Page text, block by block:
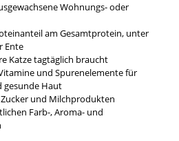
Wohnungs- oder
am Gesamtprotein, unter
Ente
Katze tagtäglich braucht
und Spurenelemente für
gesunde Haut
und Milchprodukten
Farb-, Aroma- und